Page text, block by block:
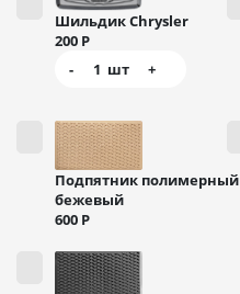
Шильдик Chrysler
200 Р
-
1 шт +
Подпятник полимерный
бежевый
600 Р